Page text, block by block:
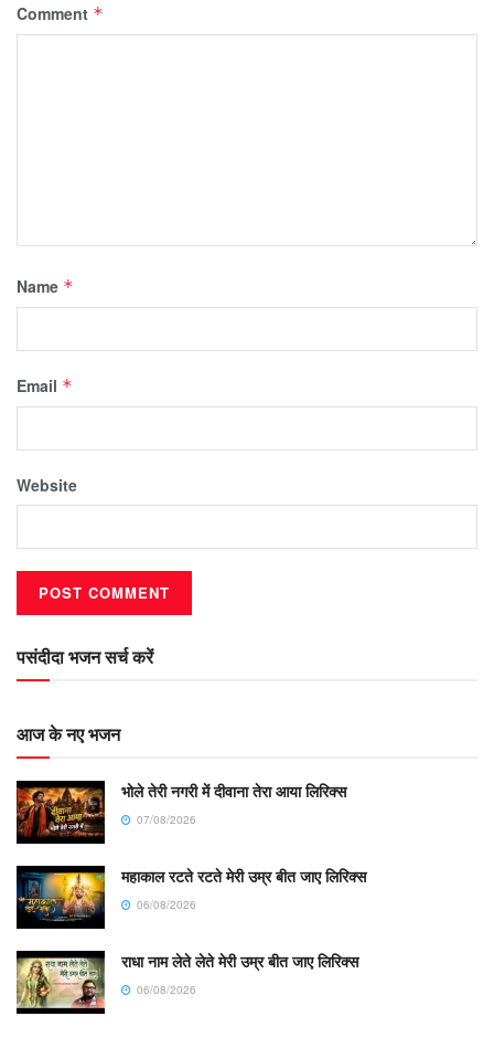
Comment *
Name *
Email *
Website
पसंदीदा भजन सर्च करें
आज के नए भजन
भोले तेरी नगरी में दीवाना तेरा आया लिरिक्स
07/08/2026
महाकाल रटते रटते मेरी उम्र बीत जाए लिरिक्स
06/08/2026
राधा नाम लेते लेते मेरी उम्र बीत जाए लिरिक्स
06/08/2026